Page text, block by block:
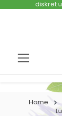
Zum Hauptinhalt
diskret
Home